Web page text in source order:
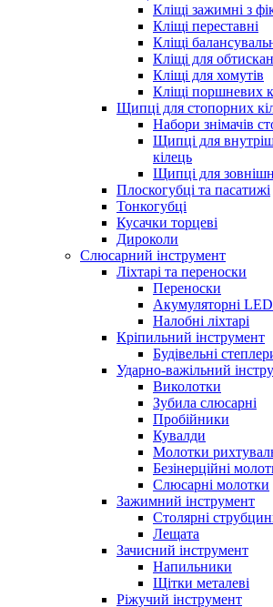
Кліщі зажимні з
Кліщі переставні
Кліщі
Кліщі для
Кліщі для хомутів
Кліщі поршневих
Щипці для стопорних
Набори знімачів
Щипці для
кілець
Щипці для
Плоскогубці та пасатижі
Тонкогубці
Кусачки торцеві
Дироколи
Слюсарний інструмент
Ліхтарі та переноски
Переноски
Акумуляторні LED
Налобні ліхтарі
Кріпильний інструмент
Будівельні
Ударно-важільний
Виколотки
Зубила слюсарні
Пробійники
Кувалди
Молотки
Безінерційні
Слюсарні молотки
Зажимний інструмент
Столярні
Лещата
Зачисний інструмент
Напильники
Щітки металеві
Ріжучий інструмент